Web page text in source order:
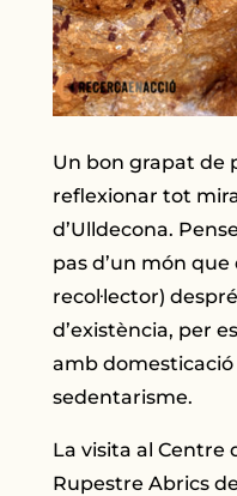
Un bon grapat de
reflexionar tot
d’Ulldecona.
pas d’un món
recol·lector)
d’existència, per
amb
sedentarisme.
La visita al Centre
Rupestre Abrics